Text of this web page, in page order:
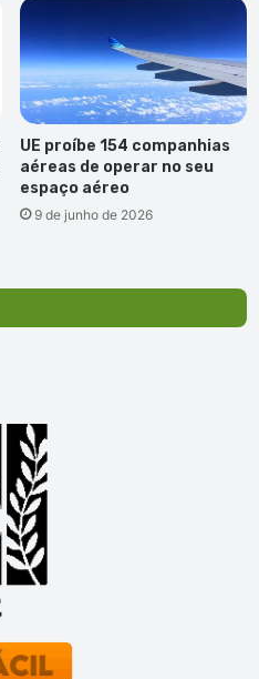
UE proíbe 154 companhias
aéreas de operar no seu
espaço aéreo
9 de junho de 2026